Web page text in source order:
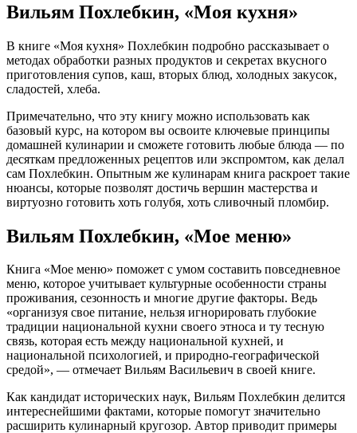
Вильям Похлебкин, «Моя кухня»
В книге «Моя кухня» Похлебкин подробно рассказывает о
методах обработки разных продуктов и секретах вкусного
приготовления супов, каш, вторых блюд, холодных закусок,
сладостей, хлеба.
Примечательно, что эту книгу можно использовать как
базовый курс, на котором вы освоите ключевые принципы
домашней кулинарии и сможете готовить любые блюда — по
десяткам предложенных рецептов или экспромтом, как делал
сам Похлебкин. Опытным же кулинарам книга раскроет такие
нюансы, которые позволят достичь вершин мастерства и
виртуозно готовить хоть голубя, хоть сливочный пломбир.
Вильям Похлебкин, «Мое меню»
Книга «Мое меню» поможет с умом составить повседневное
меню, которое учитывает культурные особенности страны
проживания, сезонность и многие другие факторы. Ведь
«организуя свое питание, нельзя игнорировать глубокие
традиции национальной кухни своего этноса и ту тесную
связь, которая есть между национальной кухней, и
национальной психологией, и природно-географической
средой», — отмечает Вильям Васильевич в своей книге.
Как кандидат исторических наук, Вильям Похлебкин делится
интереснейшими фактами, которые помогут значительно
расширить кулинарный кругозор. Автор приводит примеры